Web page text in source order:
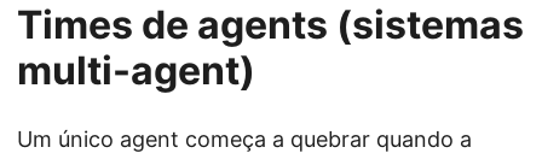
Times de agents (sistemas
multi-agent)
Um único agent começa a quebrar quando a